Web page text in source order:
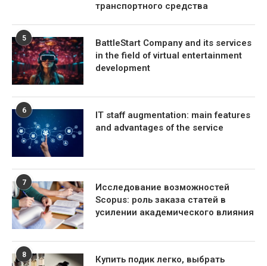
транспортного средства
5
BattleStart Company and its services
in the field of virtual entertainment
development
6
IT staff augmentation: main features
and advantages of the service
7
Исследование возможностей
Scopus: роль заказа статей в
усилении академического влияния
8
Купить подик легко, выбрать